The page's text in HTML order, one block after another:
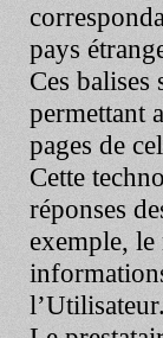
pays
Ces
permettant
pages de
Cette
réponses
exemple, le
l’Utilisateur.